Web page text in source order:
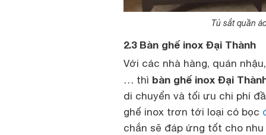
Tủ sắt quần
2.3 Bàn ghế inox Đại Thành
Với các nhà hàng, quán
… thì bàn ghế inox Đại
di chuyển và tối ưu chi phí
ghế inox trơn tới loại có bọc
chắn sẽ đáp ứng tốt cho